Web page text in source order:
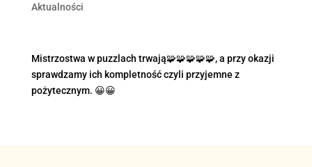
Aktualności
Mistrzostwa w puzzlach trwają🧩🧩🧩🧩🧩, a przy okazji
sprawdzamy ich kompletność czyli przyjemne z
pożytecznym. 😀😀